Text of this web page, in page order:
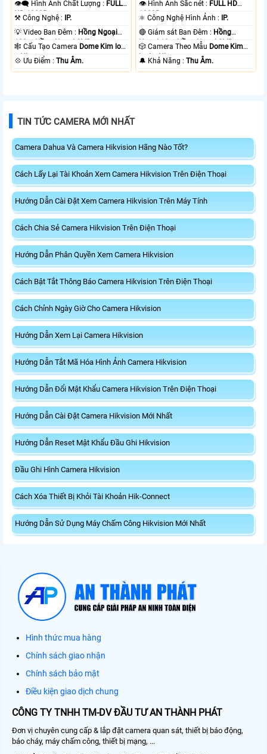
👁️‍🗨 Hình Ành Chất Lượng : FULL
HD 1080P .
⚒ Công Nghệ : IP.
💡 Video Ban Đêm : Hồng Ngoại
100m Hồng Ngoại SMD.
🕸️ Cấu Tạo Camera Dome Kim loại
+ Nhựa.
️💠 Ưu Điểm :Thu Âm.
👁 Hình Ảnh Sắc nét : FULL HD
1080P .
⚛️ Công Nghệ Hình Ảnh : IP.
🔴 Giám sát Ban Đêm : Hồng
Ngoại 10m Hồng Ngoại SMD.
🎲 Camera Theo Mẫu Dome Kim
loại + Nhựa.
️🔔 Khả Năng :Thu Âm.
TIN TỨC CAMERA MỚI NHẤT
Camera Dahua Và Camera Hikvision Hãng Nào Tốt?
Cách Lấy Lại Tài Khoản Xem Camera Hikvision Trên Điện Thoại
Hướng Dẫn Cài Đặt Xem Camera Hikvision Trên Máy Tính
Cách Chia Sẻ Camera Hikvision Trên Điện Thoại
Hướng Dẫn Phân Quyền Xem Camera Hikvision
Cách Bật Tắt Thông Báo Camera Hikvision Trên Điện Thoại
Cách Chỉnh Ngày Giờ Cho Camera Hikvision
Hướng Dẫn Xem Lại Camera Hikvision
Hướng Dẫn Tắt Mã Hóa Hình Ảnh Camera Hikvision
Hướng Dẫn Đổi Mật Khẩu Camera Hikvision Trên Điện Thoại
Hướng Dẫn Cài Đặt Camera Hikvision Mới Nhất
Hướng Dẫn Reset Mật Khẩu Đầu Ghi Hikvision
Đầu Ghi Hình Camera Hikvision
Cách Xóa Thiết Bị Khỏi Tài Khoản Hik-Connect
Hướng Dẫn Sử Dụng Máy Chấm Công Hikvision Mới Nhất
Hình thức mua hàng
Chính sách giao nhận
Chính sách bảo mật
Điều kiện giao dịch chung
CÔNG TY TNHH TM-DV ĐẦU TƯ AN THÀNH PHÁT
Đơn vị chuyên cung cấp & lắp đặt camera quan sát, thiết bị báo động,
báo cháy, máy chấm công, thiết bị mạng, ...